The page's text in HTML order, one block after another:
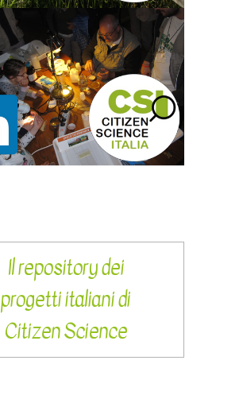
LINKEDIN
LINK
Il repository dei
progetti italiani di
Citizen Science